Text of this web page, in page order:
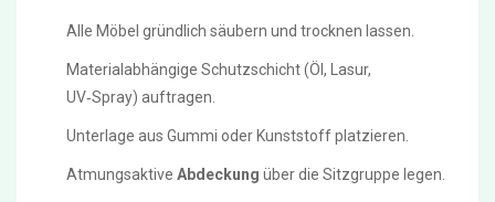
Alle Möbel gründlich säubern und trocknen lassen.
Materialabhängige Schutzschicht (Öl, Lasur,
UV‑Spray) auftragen.
Unterlage aus Gummi oder Kunststoff platzieren.
Atmungsaktive Abdeckung über die Sitzgruppe legen.